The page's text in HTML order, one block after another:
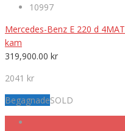
10997
Mercedes-Benz E 220 d
kam
319,900.00 kr
2041 kr
BegagnadeSOLD